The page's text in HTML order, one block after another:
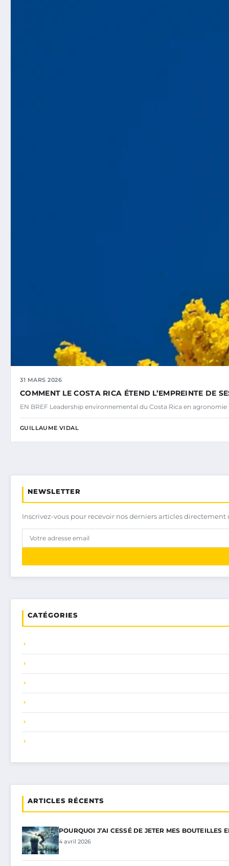
31 MARS 2026
COMMENT LE COSTA RICA ÉTEND L’EMPREINTE DE
EN BREF Leadership environnemental du Costa Rica en
GUILLAUME VIDAL
NEWSLETTER
Inscrivez-vous pour recevoir nos derniers articles
CATÉGORIES
ARTICLES RÉCENTS
POURQUOI J’AI CESSÉ DE JETER MES BOUTEILLES
4 avril 2026